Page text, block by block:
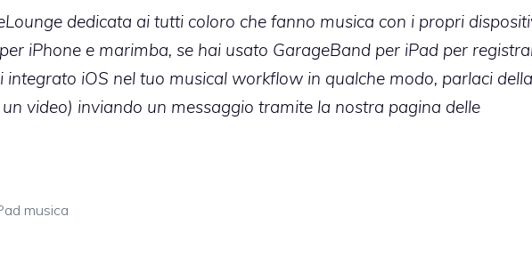
dedicata ai tutti coloro che fanno musica con i propri
iPhone e marimba, se hai usato GarageBand per iPad per
iOS nel tuo musical workflow in qualche modo, parlaci
video) inviando un messaggio tramite la nostra pagina delle
musica